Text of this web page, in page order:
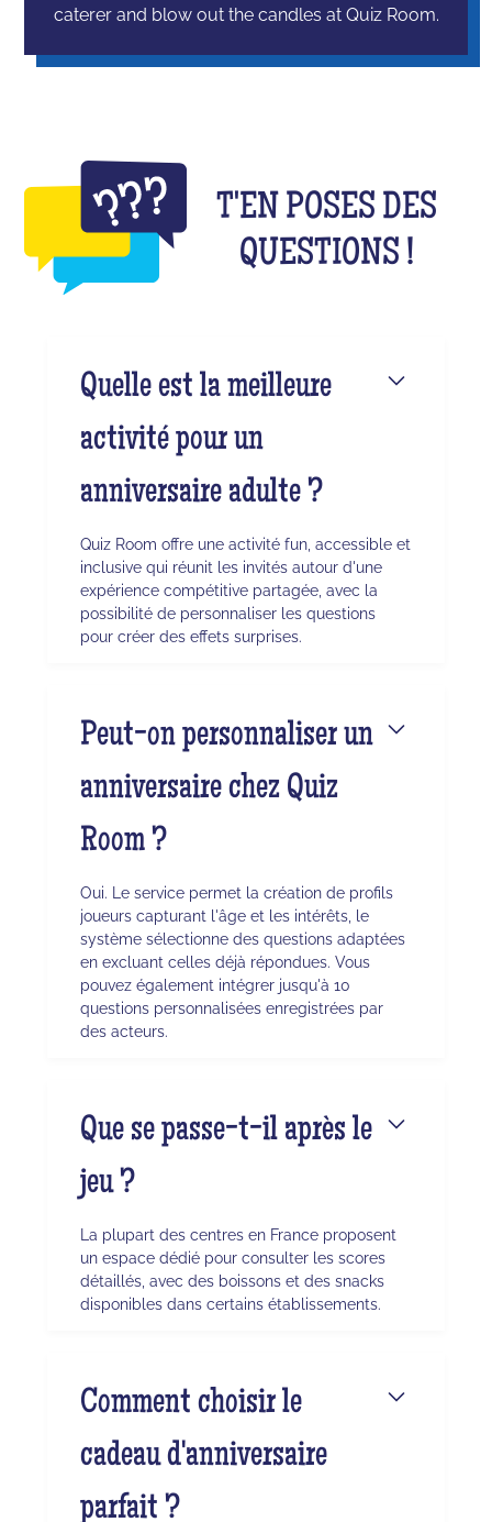
caterer and blow out the candles at Quiz Room.
T'EN POSES DES
QUESTIONS !
Quelle est la meilleure
activité pour un
anniversaire adulte ?
Quiz Room offre une activité fun, accessible et
inclusive qui réunit les invités autour d'une
expérience compétitive partagée, avec la
possibilité de personnaliser les questions
pour créer des effets surprises.
Peut-on personnaliser un
anniversaire chez Quiz
Room ?
Oui. Le service permet la création de profils
joueurs capturant l'âge et les intérêts, le
système sélectionne des questions adaptées
en excluant celles déjà répondues. Vous
pouvez également intégrer jusqu'à 10
questions personnalisées enregistrées par
des acteurs.
Que se passe-t-il après le
jeu ?
La plupart des centres en France proposent
un espace dédié pour consulter les scores
détaillés, avec des boissons et des snacks
disponibles dans certains établissements.
Comment choisir le
cadeau d'anniversaire
parfait ?